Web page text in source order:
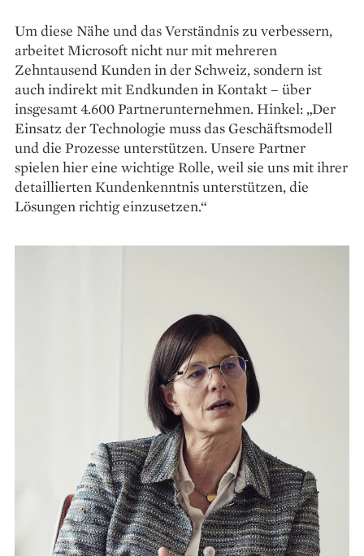
Um diese Nähe und das Verständnis zu verbessern,
arbeitet Microsoft nicht nur mit mehreren
Zehntausend Kunden in der Schweiz, sondern ist
auch indirekt mit Endkunden in Kontakt – über
insgesamt 4.600 Partnerunternehmen. Hinkel: „Der
Einsatz der Technologie muss das Geschäfts­modell
und die Prozesse unter­stützen. Unsere Partner
spielen hier eine wichtige Rolle, weil sie uns mit ihrer
detaillierten Kundenkenntnis unterstützen, die
Lösungen richtig einzusetzen.“